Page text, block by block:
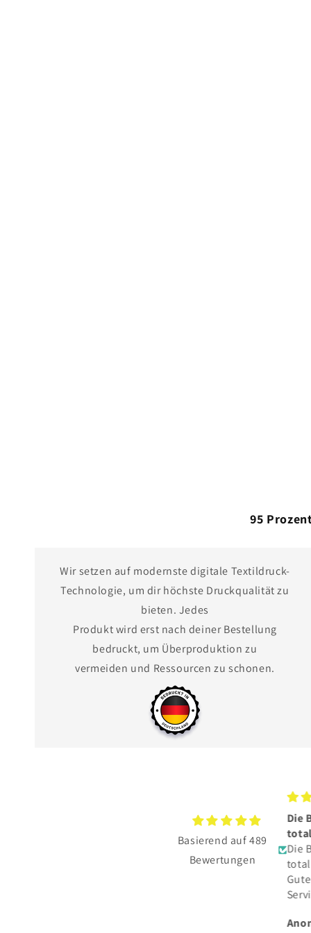
95
Wir setzen auf modernste digitale Textildruck-
Technologie, um dir höchste Druckqualität zu
bieten. Jedes
Produkt wird erst nach deiner Bestellung
bedruckt, um Überproduktion zu
vermeiden und Ressourcen zu schonen.
Basierend auf 489
Bewertungen
Die BESCHENKTE hat sich
total gefreut.
Die BESCHENKTE hat sich
total gefreut.